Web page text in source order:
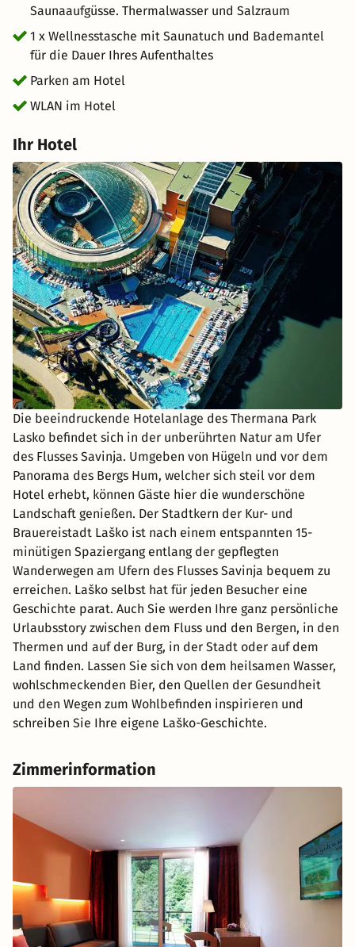
Saunaaufgüsse. Thermalwasser und Salzraum
1 x Wellnesstasche mit Saunatuch und Bademantel
für die Dauer Ihres Aufenthaltes
Parken am Hotel
WLAN im Hotel
Ihr Hotel
Die beeindruckende Hotelanlage des Thermana Park
Lasko befindet sich in der unberührten Natur am Ufer
des Flusses Savinja. Umgeben von Hügeln und vor dem
Panorama des Bergs Hum, welcher sich steil vor dem
Hotel erhebt, können Gäste hier die wunderschöne
Landschaft genießen. Der Stadtkern der Kur- und
Brauereistadt Laško ist nach einem entspannten 15-
minütigen Spaziergang entlang der gepflegten
Wanderwegen am Ufern des Flusses Savinja bequem zu
erreichen. Laško selbst hat für jeden Besucher eine
Geschichte parat. Auch Sie werden Ihre ganz persönliche
Urlaubsstory zwischen dem Fluss und den Bergen, in den
Thermen und auf der Burg, in der Stadt oder auf dem
Land finden. Lassen Sie sich von dem heilsamen Wasser,
wohlschmeckenden Bier, den Quellen der Gesundheit
und den Wegen zum Wohlbefinden inspirieren und
schreiben Sie Ihre eigene Laško-Geschichte.
Zimmerinformation